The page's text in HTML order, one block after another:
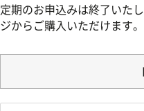
定期のお申込みは終了いた
ジからご購入いただけます。